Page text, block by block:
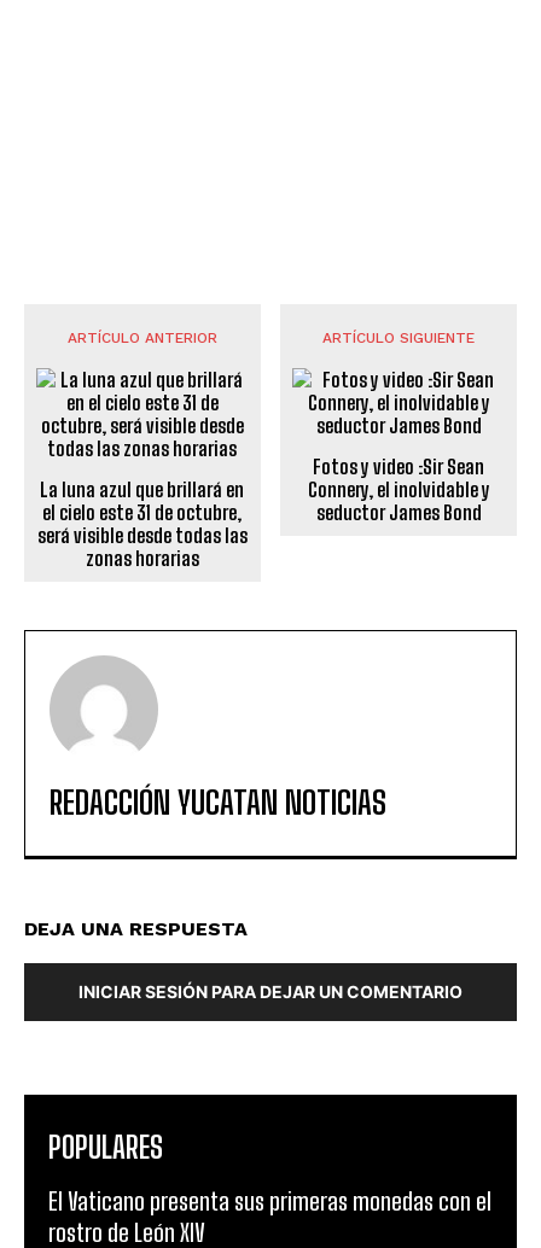
ARTÍCULO ANTERIOR
La luna azul que brillará en
el cielo este 31 de octubre,
será visible desde todas las
zonas horarias
ARTÍCULO SIGUIENTE
Fotos y video :Sir Sean
Connery, el inolvidable y
seductor James Bond
REDACCIÓN YUCATAN NOTICIAS
DEJA UNA RESPUESTA
INICIAR SESIÓN PARA DEJAR UN COMENTARIO
POPULARES
El Vaticano presenta sus primeras monedas con el
rostro de León XIV